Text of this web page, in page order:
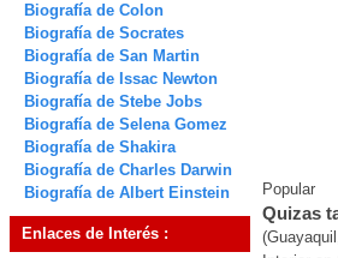
Biografía de Colon
Biografía de Socrates
Biografía de San Martin
Biografía de Issac Newton
Biografía de Stebe Jobs
Biografía de Selena Gomez
Biografía de Shakira
Biografía de Charles Darwin
Biografía de Albert Einstein
Enlaces de Interés :
Popular
Quizas